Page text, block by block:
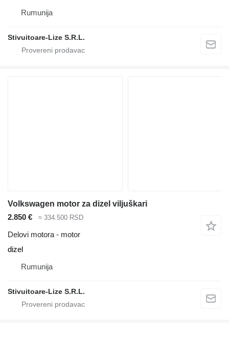
Rumunija
Stivuitoare-Lize S.R.L.
Volkswagen motor za dizel viljuškari
2.850 €
≈ 334.500 RSD
Delovi motora - motor
dizel
Rumunija
Stivuitoare-Lize S.R.L.